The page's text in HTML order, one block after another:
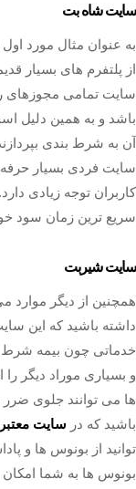
سایت شاه بت
به عنوان مثال مورد اول
از پلتفرم های بسیار
سایت تمامی مجوزهای
باشد و به همین دلیل
آن به شرط بندی
سایت فردی بسیار
کاربران توجه زیادی
سریع ترین زمان سود
سایت شیربت
همچنین از دیگر موارد
داشته باشید که این
خدماتی چون بیمه شرط
و بسیاری موراد دیگر را
ها می توانند جلوی
باشید که در سایت معتبر shirbet
توانید از بونوس ها و
بونوس ها به شما